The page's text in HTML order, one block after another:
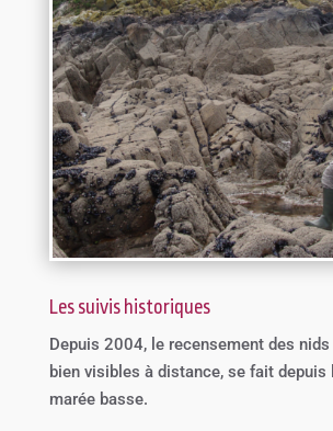
Les suivis historiques
Depuis 2004, le recensement des
bien visibles à distance, se fait depuis
marée basse.